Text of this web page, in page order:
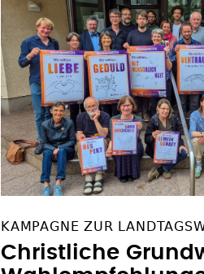
KAMPAGNE ZUR
Christliche